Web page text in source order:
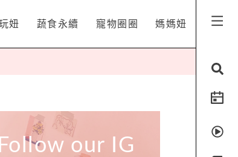
妞 蔬食永續 寵物圈圈 媽媽妞
Follow our IG